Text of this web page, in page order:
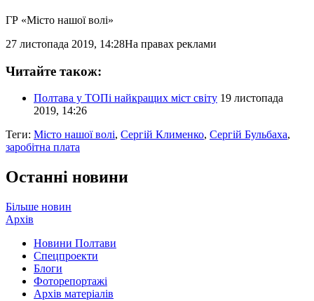
ГР «Місто нашої волі»
27 листопада 2019, 14:28На правах реклами
Читайте також:
Полтава у ТОПі найкращих міст світу 19 листопада
2019, 14:26
Теги: Місто нашої волі, Сергій Клименко, Сергій Бульбаха,
заробітна плата
Останні новини
Більше новин
Архів
Новини Полтави
Спецпроекти
Блоги
Фоторепортажі
Архів матеріалів